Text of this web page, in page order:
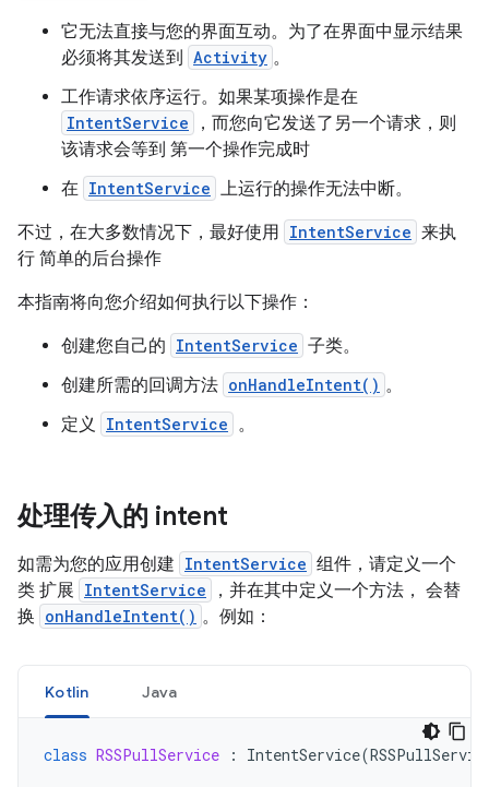
它无法直接与您的界面互动。为了在界面中显示结果
必须将其发送到 Activity 。
工作请求依序运行。如果某项操作是在
IntentService
，而您向它发送了另一个请求，则
该请求会等到 第一个操作完成时
在 IntentService 上运行的操作无法中断。
不过，在大多数情况下，最好使用 IntentService 来执
行 简单的后台操作
本指南将向您介绍如何执行以下操作：
创建您自己的 IntentService 子类。
创建所需的回调方法 onHandleIntent() 。
定义 IntentService 。
处理传入的 intent
如需为您的应用创建 IntentService 组件，请定义一个
类 扩展 IntentService
，并在其中定义一个方法， 会替
换 onHandleIntent() 。例如：
Kotlin Java
class RSSPullService : IntentService(